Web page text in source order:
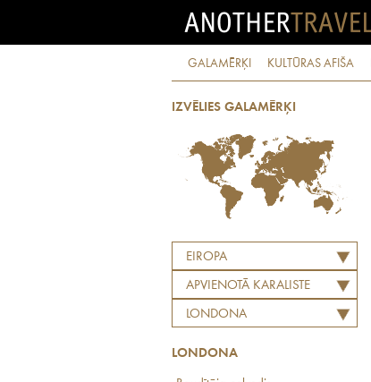
GALAMĒRĶI KULTŪRAS AFIŠA
IZVĒLIES GALAMĒRĶI
EIROPA
APVIENOTĀ KARALISTE
LONDONA
LONDONA